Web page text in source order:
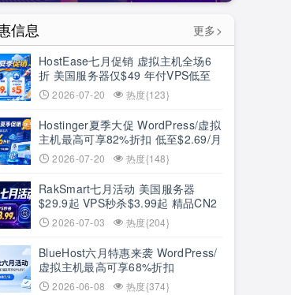
信息
更多>
HostEase七月促销 虚拟主机全场6
折 美国服务器仅$49 年付VPS低至
$34.9 RTX5090新购立减$100
2026-07-20 热度{123}
Hostinger夏季大促 WordPress/虚拟
主机最高可享82%折扣 低至$2.69/月
+3个月赠期
2026-07-20 热度{148}
RakSmart七月活动 美国服务器
$29.9起 VPS秒杀$3.99起 精品CN2
低至6.5折
2026-07-03 热度{204}
BlueHost六月特惠来袭 WordPress/
虚拟主机最高可享68%折扣
2026-06-08 热度{374}